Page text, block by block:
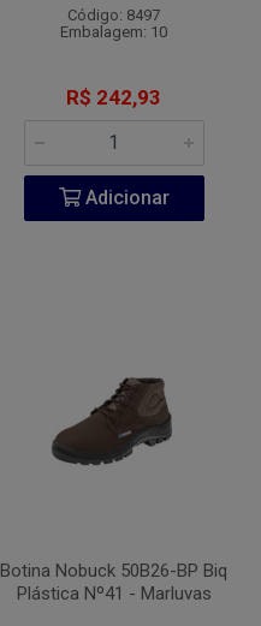
Código: 8497
Embalagem: 10
R$ 242,93
Adicionar
Botina Nobuck 50B26-BP Biq
Plástica Nº41 - Marluvas